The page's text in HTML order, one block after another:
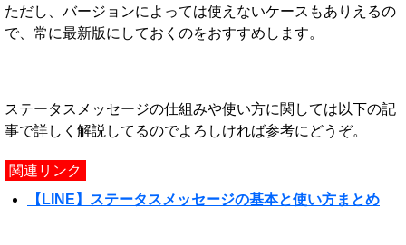
ただし、バージョンによっては使えないケースもありえるの
で、常に最新版にしておくのをおすすめします。
ステータスメッセージの仕組みや使い方に関しては以下の記
事で詳しく解説してるのでよろしければ参考にどうぞ。
関連リンク
【LINE】ステータスメッセージの基本と使い方まとめ